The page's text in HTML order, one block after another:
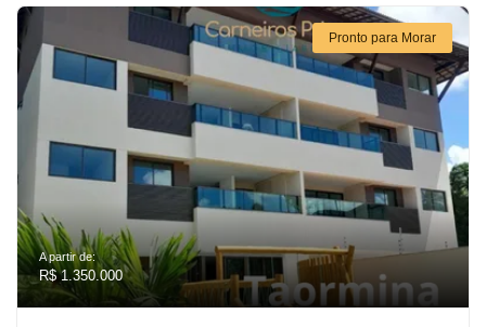
Pronto para Morar
A partir de:
R$ 1.350.000